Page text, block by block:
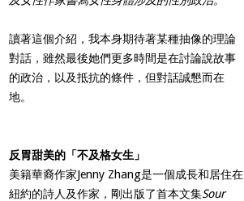
讀著這個介紹，我本身期待著某種抽像的理論
對話，雖然最後她們更多時間是在討論說故事
的政治，以及抵抗的條件，但對話誠懇而在
地。
反胃甜美的「不及格女生」
美籍華裔作家Jenny Zhang是一個成長和居住在
紐約的詩人及作家，剛出版了首本文集Sour